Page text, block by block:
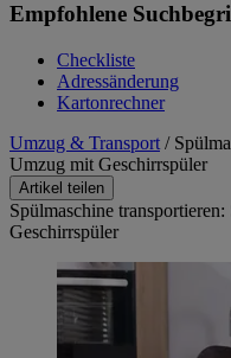
Empfohlene
Checkliste
Adressänderung
Kartonrechner
Umzug & Transport /
Umzug mit Geschirrspüler
Artikel teilen
Spülmaschine
Geschirrspüler